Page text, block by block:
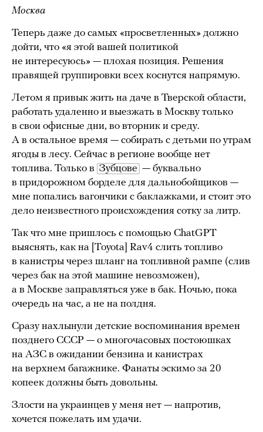
Москва
Теперь даже до самых «просветленных» должно
дойти, что «я этой вашей политикой
не интересуюсь» — плохая позиция. Решения
правящей группировки всех коснутся напрямую.
Летом я привык жить на даче в Тверской области,
работать удаленно и выезжать в Москву только
в свои офисные дни, во вторник и среду.
А в остальное время — собирать с детьми по утрам
ягоды в лесу. Сейчас в регионе вообще нет
топлива. Только в Зубцове — буквально
в придорожном борделе для дальнобойщиков —
мне попались вагончики с баклажками, и стоит это
дело неизвестного происхождения сотку за литр.
Так что мне пришлось с помощью ChatGPT
выяснять, как на [Toyota] Rav4 слить топливо
в канистры через шланг на топливной рампе (слив
через бак на этой машине невозможен),
а в Москве заправляться уже в бак. Ночью, пока
очередь на час, а не на полдня.
Сразу нахлынули детские воспоминания времен
позднего СССР — о многочасовых постоюшках
на АЗС в ожидании бензина и канистрах
на верхнем багажнике. Фанаты эскимо за 20
копеек должны быть довольны.
Злости на украинцев у меня нет — напротив,
хочется пожелать им удачи.